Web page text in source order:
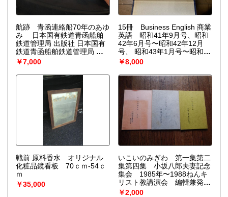
航跡 青函連絡船70年のあゆ
み 日本国有鉄道青函船舶
鉄道管理局 出版社 日本国有
鉄道青函船舶鉄道管理局 刊
行年 昭53
￥7,000
15冊 Business English 商業
英語 昭和41年9月号、昭和
42年6月号〜昭和42年12月
号、 昭和43年1月号〜昭和43
年7月号商業英語出版社 フ
ォルダー付
￥8,000
戦前 原料香水 オリジナル
化粧品鏡看板 70ｃｍ-54ｃ
ｍ
￥35,000
いこいのみぎわ 第一集第二
集第四集 小坂八郎夫妻記念
集会 1985年〜1988ねんキ
リスト教講演会 編輯兼発
行： 小坂聖書研究集会
￥2,000